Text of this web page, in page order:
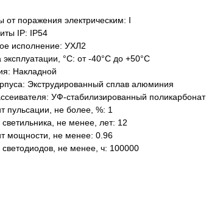
от поражения электрическим: I
IP: IP54
исполнение: УХЛ2
°С: от -40°C до +50°C
Накладной
Экструдированный сплав алюминия
УФ-стабилизированный поликарбонат
пульсации, не более, %: 1
не менее, лет: 12
мощности, не менее: 0.96
не менее, ч: 100000